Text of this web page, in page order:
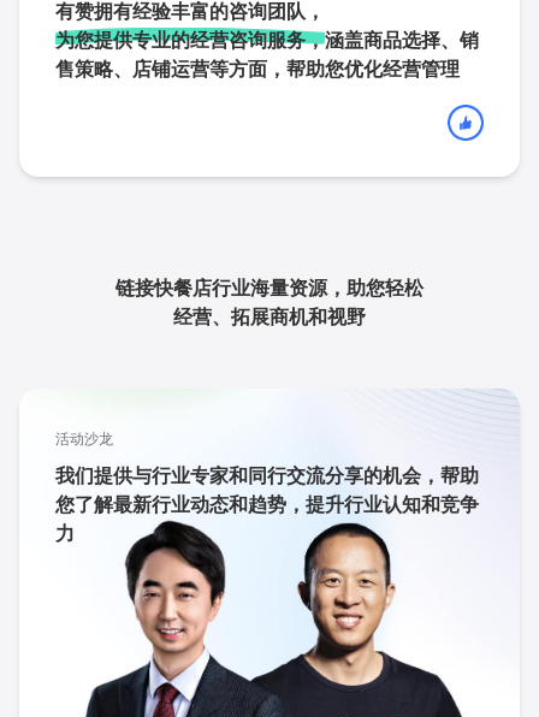
有赞拥有经验丰富的咨询团队，
为您提供专业的经营咨询服务，涵盖商品选择、销
售策略、店铺运营等方面，帮助您优化经营管理
链接快餐店行业海量资源，助您轻松
经营、拓展商机和视野
活动沙龙
我们提供与行业专家和同行交流分享的机会，帮助
您了解最新行业动态和趋势，提升行业认知和竞争
力